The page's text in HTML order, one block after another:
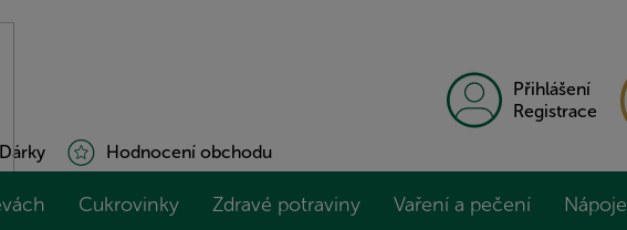
Přihlášení
Registrace
Dárky Hodnocení obchodu
Cukrovinky Zdravé potraviny Vaření a pečení Nápoje